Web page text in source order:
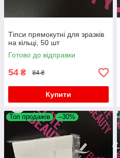
Тіпси прямокутні для зразків
на кільці, 50 шт
Готово до відправки
54 ₴ 84 ₴
Купити
Топ продажів –30%